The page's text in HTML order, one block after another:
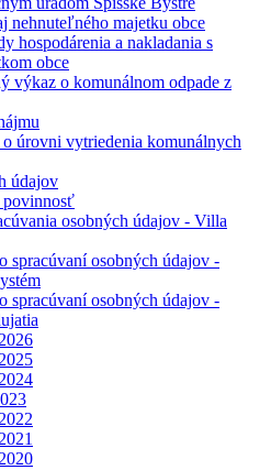
nehnuteľného majetku obce
hospodárenia a nakladania s
obce
výkaz o komunálnom odpade z
o úrovni vytriedenia komunálnych
údajov
povinnosť
osobných údajov - Villa
spracúvaní osobných údajov -
spracúvaní osobných údajov -